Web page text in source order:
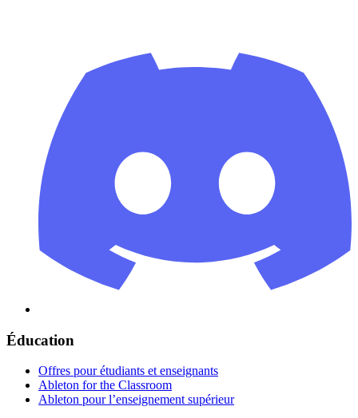
Éducation
Offres pour étudiants et enseignants
Ableton for the Classroom
Ableton pour l’enseignement supérieur